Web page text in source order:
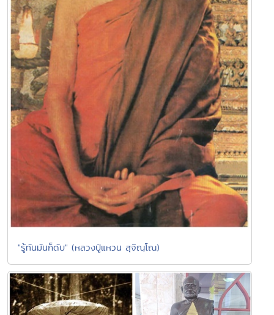
"รู้ทันมันก็ดับ" (หลวงปู่แหวน สุจิณฺโณ)